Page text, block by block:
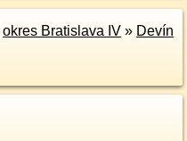
okres Bratislava IV » Devín